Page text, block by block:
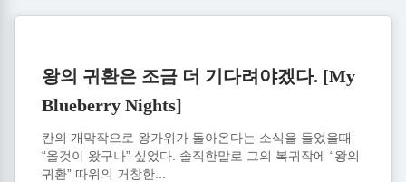
왕의 귀환은 조금 더 기다려야겠다. [My
Blueberry Nights]
칸의 개막작으로 왕가위가 돌아온다는 소식을 들었을때
“올것이 왔구나” 싶었다. 솔직한말로 그의 복귀작에 “왕의
귀환” 따위의 거창한...